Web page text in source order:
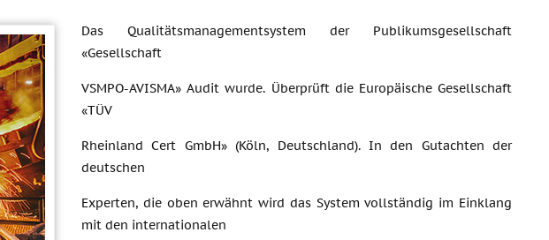
Das Qualitätsmanagementsystem der Publikumsgesellschaft
«Gesellschaft
VSMPO-AVISMA» Audit wurde. Überprüft die Europäische Gesellschaft
«TÜV
Rheinland Cert GmbH» (Köln, Deutschland). In den Gutachten der
deutschen
Experten, die oben erwähnt wird das System vollständig im Einklang
mit den internationalen